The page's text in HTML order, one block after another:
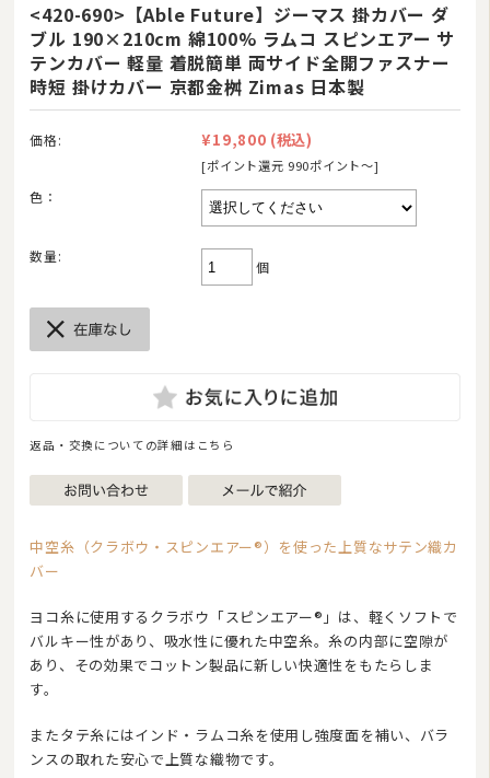
<420-690>【Able Future】ジーマス 掛カバー ダ
ブル 190×210cm 綿100% ラムコ スピンエアー サ
テンカバー 軽量 着脱簡単 両サイド全開ファスナー
時短 掛けカバー 京都金桝 Zimas 日本製
価格: ¥19,800 (税込)
[ポイント還元 990ポイント〜]
色：
数量:
個
返品・交換についての詳細はこちら
中空糸（クラボウ・スピンエアー®）を使った上質なサテン織カ
バー
ヨコ糸に使用するクラボウ「スピンエアー®」は、軽くソフトで
バルキー性があり、吸水性に優れた中空糸。糸の内部に空隙が
あり、その効果でコットン製品に新しい快適性をもたらしま
す。
またタテ糸にはインド・ラムコ糸を使用し強度面を補い、バラ
ンスの取れた安心で上質な織物です。
2026/08
水 木 金
5 6 7
8
12
23
24
30